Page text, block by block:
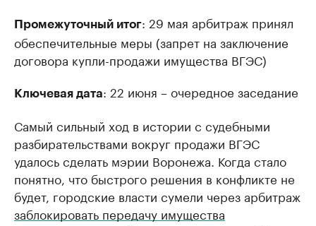
Промежуточный итог: 29 мая арбитраж принял
обеспечительные меры (запрет на заключение
договора купли-продажи имущества ВГЭС)
Ключевая дата: 22 июня – очередное заседание
Самый сильный ход в истории с судебными
разбирательствами вокруг продажи ВГЭС
удалось сделать мэрии Воронежа. Когда стало
понятно, что быстрого решения в конфликте не
будет, городские власти сумели через арбитраж
заблокировать передачу имущества